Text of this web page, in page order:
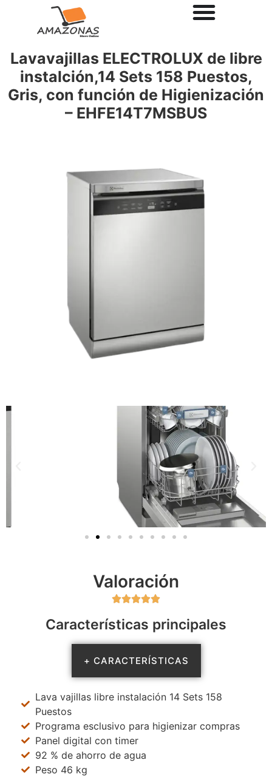
Lavavajillas ELECTROLUX de libre
instalción,14 Sets 158 Puestos,
Gris, con función de Higienización
– EHFE14T7MSBUS
Valoración

Características principales
+ CARACTERÍSTICAS
Lava vajillas libre instalación 14 Sets 158
Puestos
Programa esclusivo para higienizar compras
Panel digital con timer
92 % de ahorro de agua
Peso 46 kg